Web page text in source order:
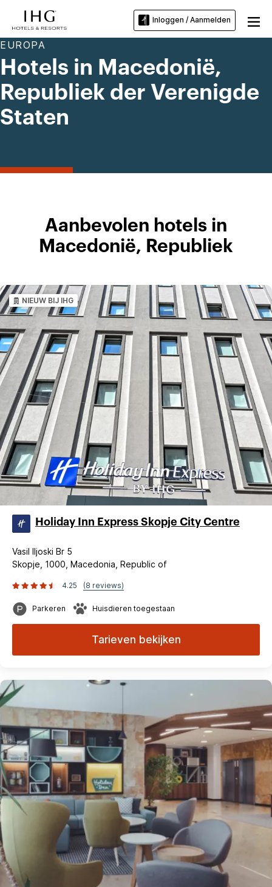
Inloggen / Aanmelden
EUROPA
Hotels in Macedonië,
Republiek der Verenigde
Staten
Aanbevolen hotels in
Macedonië, Republiek
NIEUW BIJ IHG
Holiday Inn Express Skopje City Centre
Vasil Iljoski Br 5
Skopje, 1000, Macedonia, Republic of
4.25 (8 reviews)
Parkeren Huisdieren toegestaan
Tarieven bekijken